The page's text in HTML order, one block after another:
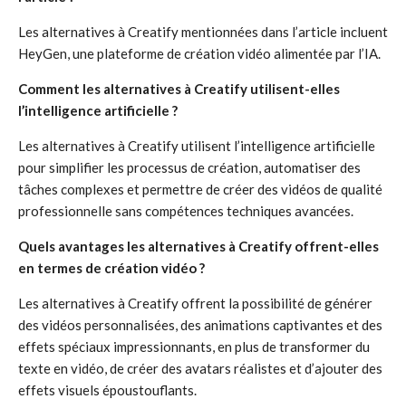
Les alternatives à Creatify mentionnées dans l’article incluent
HeyGen, une plateforme de création vidéo alimentée par l’IA.
Comment les alternatives à Creatify utilisent-elles
l’intelligence artificielle ?
Les alternatives à Creatify utilisent l’intelligence artificielle
pour simplifier les processus de création, automatiser des
tâches complexes et permettre de créer des vidéos de qualité
professionnelle sans compétences techniques avancées.
Quels avantages les alternatives à Creatify offrent-elles
en termes de création vidéo ?
Les alternatives à Creatify offrent la possibilité de générer
des vidéos personnalisées, des animations captivantes et des
effets spéciaux impressionnants, en plus de transformer du
texte en vidéo, de créer des avatars réalistes et d’ajouter des
effets visuels époustouflants.